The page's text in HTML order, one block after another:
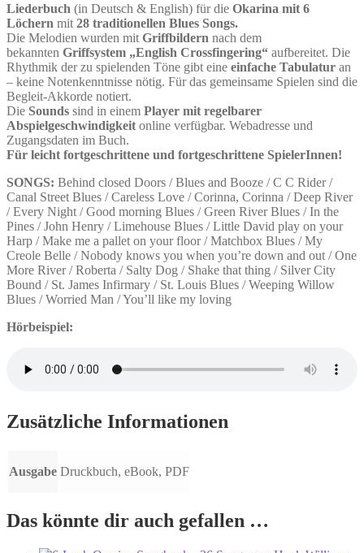
Liederbuch (in Deutsch & English) für die Okarina mit 6
Löchern mit 28 traditionellen Blues Songs.
Die Melodien wurden mit Griffbildern nach dem
bekannten Griffsystem „English Crossfingering“ aufbereitet. Die
Rhythmik der zu spielenden Töne gibt eine einfache Tabulatur an
– keine Notenkenntnisse nötig. Für das gemeinsame Spielen sind die
Begleit-Akkorde notiert.
Die Sounds sind in einem Player mit regelbarer
Abspielgeschwindigkeit online verfügbar. Webadresse und
Zugangsdaten im Buch.
Für leicht fortgeschrittene und fortgeschrittene SpielerInnen!
SONGS: Behind closed Doors / Blues and Booze / C C Rider /
Canal Street Blues / Careless Love / Corinna, Corinna / Deep River
/ Every Night / Good morning Blues / Green River Blues / In the
Pines / John Henry / Limehouse Blues / Little David play on your
Harp / Make me a pallet on your floor / Matchbox Blues / My
Creole Belle / Nobody knows you when you’re down and out / One
More River / Roberta / Salty Dog / Shake that thing / Silver City
Bound / St. James Infirmary / St. Louis Blues / Weeping Willow
Blues / Worried Man / You’ll like my loving
Hörbeispiel:
Zusätzliche Informationen
Ausgabe Druckbuch, eBook, PDF
Das könnte dir auch gefallen …